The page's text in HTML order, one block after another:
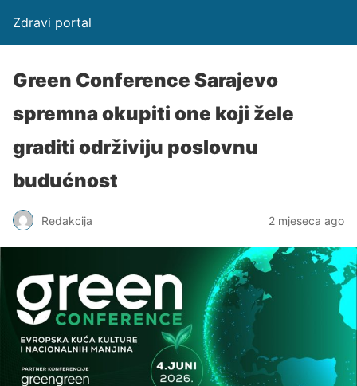
Zdravi portal
Green Conference Sarajevo
spremna okupiti one koji žele
graditi održiviju poslovnu
budućnost
Redakcija 2 mjeseca ago